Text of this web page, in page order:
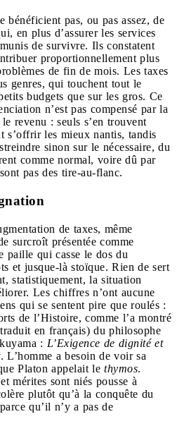
bénéficient pas, ou pas assez, de
en plus d’assurer les services
de survivre. Ils constatent
proportionnellement plus
de fin de mois. Les taxes
genres, qui touchent tout le
budgets que sur les gros. Ce
n’est pas compensé par la
revenu : seuls s’en trouvent
s’offrir les mieux nantis, tandis
sinon sur le nécessaire, du
comme normal, voire dû par
pas des tire-au-flanc.
de taxes, même
surcroît présentée comme
paille qui casse le dos du
et jusque-là stoïque. Rien de sert
statistiquement, la situation
Les chiffres n’ont aucune
qui se sentent pire que roulés :
de l’Histoire, comme l’a montré
en français) du philosophe
: L’Exigence de dignité et
. L’homme a besoin de voir sa
Platon appelait le thymos.
mérites sont niés pousse à
plutôt qu’à la conquête du
qu’il n’y a pas de